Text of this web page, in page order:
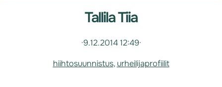
Tallila Tiia
·9.12.2014 12:49·
hiihtosuunnistus, urheilijaprofiilit